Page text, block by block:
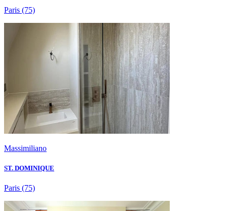
Paris (75)
Massimiliano
ST. DOMINIQUE
Paris (75)